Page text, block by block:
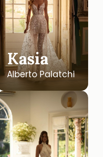
Kasia
Alberto Palatchi